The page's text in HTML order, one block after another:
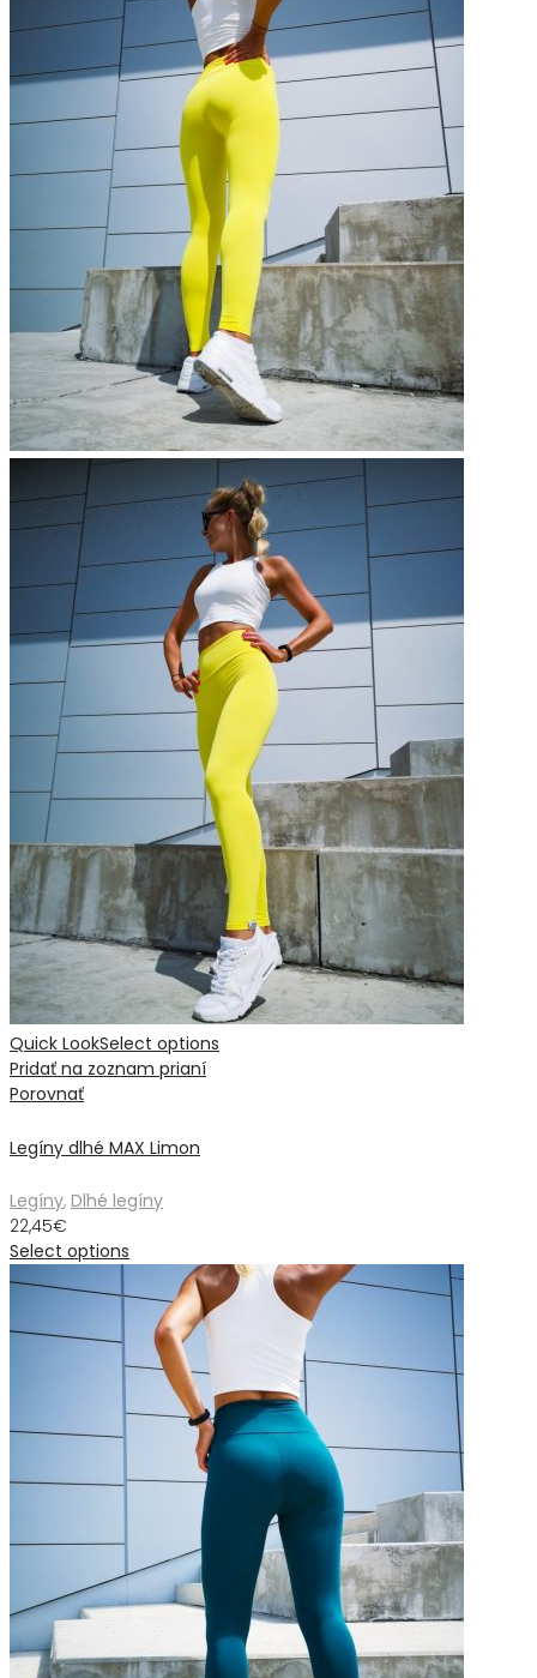
Quick LookSelect options
Pridať na zoznam prianí
Porovnať
Legíny dlhé MAX Limon
Legíny, Dlhé legíny
22,45€
Select options